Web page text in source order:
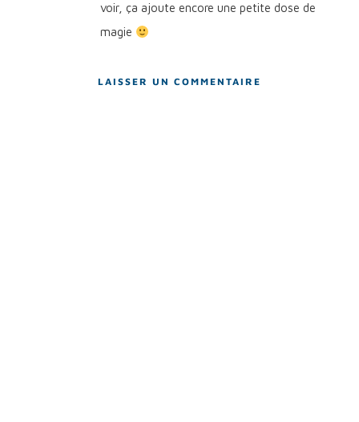
voir, ça ajoute encore une petite dose de
magie
LAISSER UN COMMENTAIRE